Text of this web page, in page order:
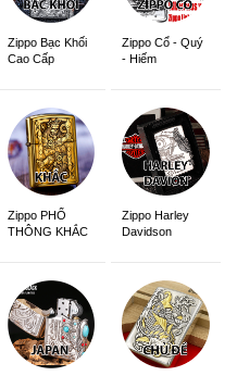
Zippo Bạc Khối
Cao Cấp
Zippo Cổ - Quý
- Hiếm
Zippo PHỔ
THÔNG KHẮC
Zippo Harley
Davidson